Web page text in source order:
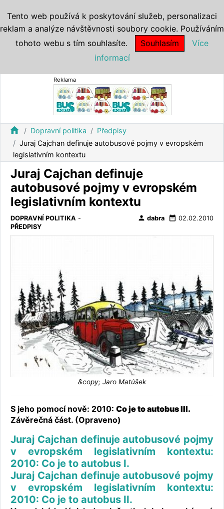
Reklama
home Dopravní politika
Předpisy
Juraj Cajchan definuje autobusové pojmy v evropském
legislativním kontextu
Juraj Cajchan definuje
autobusové pojmy v evropském
legislativním kontextu
DOPRAVNÍ POLITIKA -
PŘEDPISY
person dabra date_range 02.02.2010
&copy; Jaro Matúšek
S jeho pomocí nově: 2010: Co je to autobus III.
Závěrečná část. (Opraveno)
Juraj Cajchan definuje autobusové pojmy
v evropském legislativním kontextu:
2010: Co je to autobus I.
Juraj Cajchan definuje autobusové pojmy
v evropském legislativním kontextu:
2010: Co je to autobus II.
Tento web používá k poskytování služeb, personalizaci
reklam a analýze návštěvnosti soubory cookie. Používáním
tohoto webu s tím souhlasíte.
Souhlasím
Více
informací